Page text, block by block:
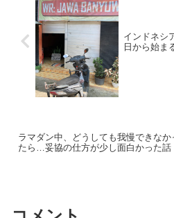
インドネシ
日から始ま
ラマダン中、どうしても我慢できなか
たら…妥協の仕方が少し面白かった話